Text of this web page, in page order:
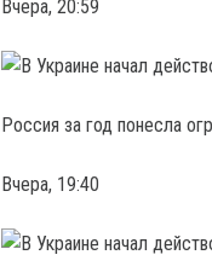
Вчера, 20:59
Россия за год понесла
Вчера, 19:40